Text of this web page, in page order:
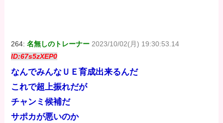
264:名無しのトレーナー 2023/10/02(月) 19:30:53.14
ID:67s5zXEP0
なんでみんなＵＥ育成出来るんだ
これで超上振れだが
チャンミ候補だ
サポカが悪いのか